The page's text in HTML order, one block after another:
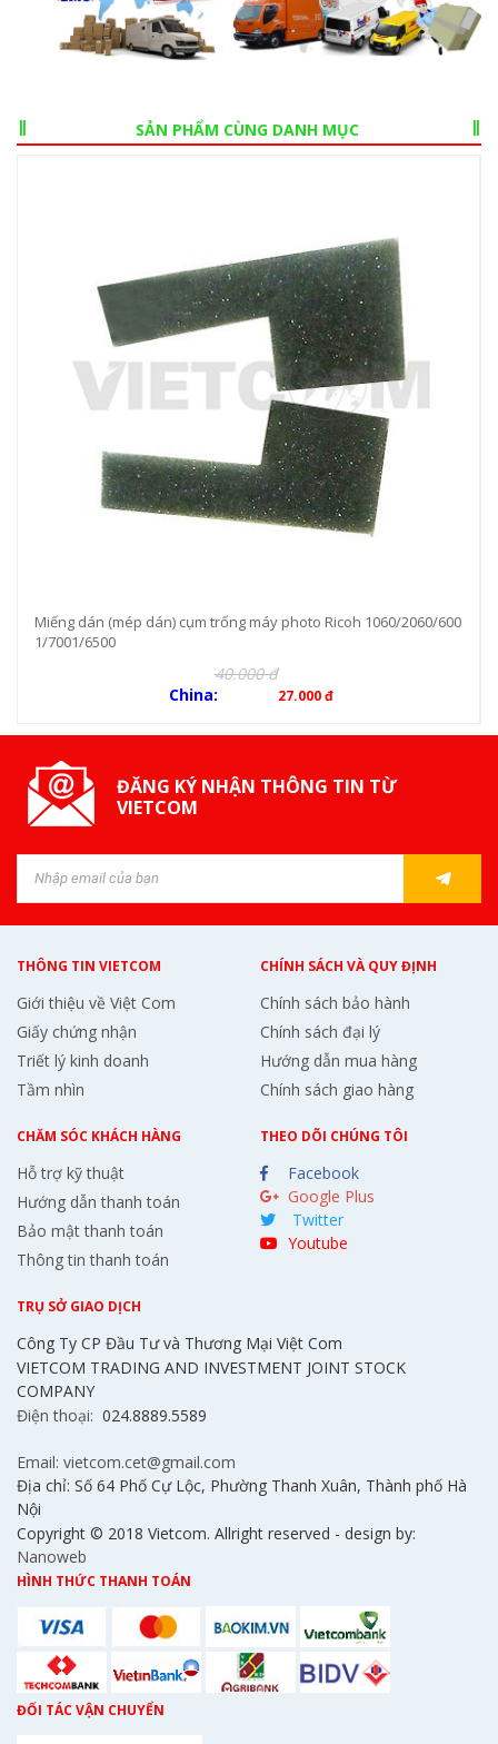
SẢN PHẨM CÙNG DANH MỤC
Miếng dán (mép dán) cụm trống máy photo Ricoh 1060/2060/600
1/7001/6500
40.000 đ
China:
27.000 đ
ĐĂNG KÝ NHẬN THÔNG TIN TỪ
VIETCOM
THÔNG TIN VIETCOM
Giới thiệu về Việt Com
Giấy chứng nhận
Triết lý kinh doanh
Tầm nhìn
CHÍNH SÁCH VÀ QUY ĐỊNH
Chính sách bảo hành
Chính sách đại lý
Hướng dẫn mua hàng
Chính sách giao hàng
CHĂM SÓC KHÁCH HÀNG
Hỗ trợ kỹ thuật
Hướng dẫn thanh toán
Bảo mật thanh toán
Thông tin thanh toán
THEO DÕI CHÚNG TÔI
Facebook
Google Plus
Twitter
Youtube
TRỤ SỞ GIAO DỊCH
Công Ty CP Đầu Tư và Thương Mại Việt Com
VIETCOM TRADING AND INVESTMENT JOINT STOCK
COMPANY
Điện thoại: 024.8889.5589
Email: vietcom.cet@gmail.com
Địa chỉ: Số 64 Phố Cự Lộc, Phường Thanh Xuân, Thành phố Hà
Nội
Copyright © 2018 Vietcom. Allright reserved - design by:
Nanoweb
HÌNH THỨC THANH TOÁN
ĐỐI TÁC VẬN CHUYỂN